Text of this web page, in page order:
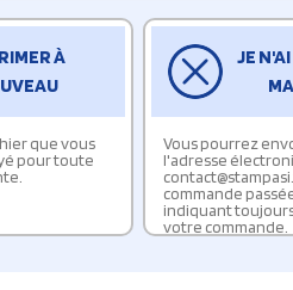
À
que vous
pour toute
JE
Vous pourrez
l'adresse
commande
indiquant
votre commande.